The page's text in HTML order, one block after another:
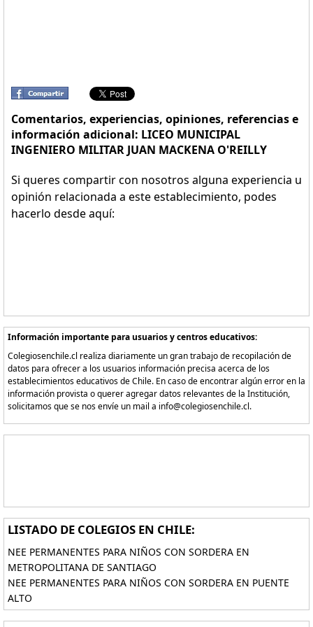
Comentarios, experiencias, opiniones, referencias e
información adicional: LICEO MUNICIPAL
INGENIERO MILITAR JUAN MACKENA O'REILLY
Si queres compartir con nosotros alguna experiencia u
opinión relacionada a este establecimiento, podes
hacerlo desde aquí:
Información importante para usuarios y centros educativos:
Colegiosenchile.cl realiza diariamente un gran trabajo de recopilación de
datos para ofrecer a los usuarios información precisa acerca de los
establecimientos educativos de Chile. En caso de encontrar algún error en la
información provista o querer agregar datos relevantes de la Institución,
solicitamos que se nos envíe un mail a info@colegiosenchile.cl.
LISTADO DE COLEGIOS EN CHILE:
NEE PERMANENTES PARA NIÑOS CON SORDERA EN
METROPOLITANA DE SANTIAGO
NEE PERMANENTES PARA NIÑOS CON SORDERA EN PUENTE
ALTO